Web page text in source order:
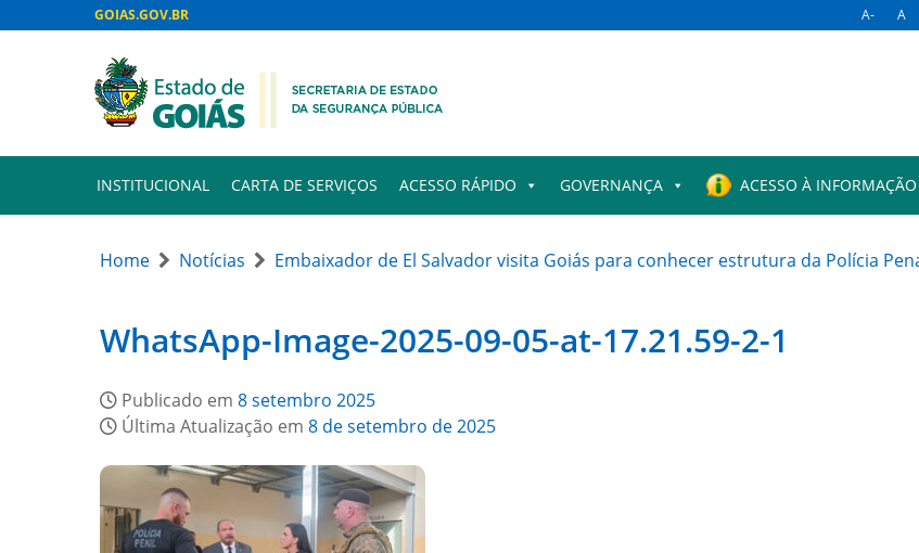
GOIAS.GOV.BR A- A
INSTITUCIONAL CARTA DE SERVIÇOS ACESSO RÁPIDO GOVERNANÇA ACESSO À INFORMAÇÃO
Home Notícias Embaixador de El Salvador visita Goiás para conhecer estrutura da Polícia
WhatsApp-Image-2025-09-05-at-17.21.59-2-1
Publicado em 8 setembro 2025
Última Atualização em 8 de setembro de 2025